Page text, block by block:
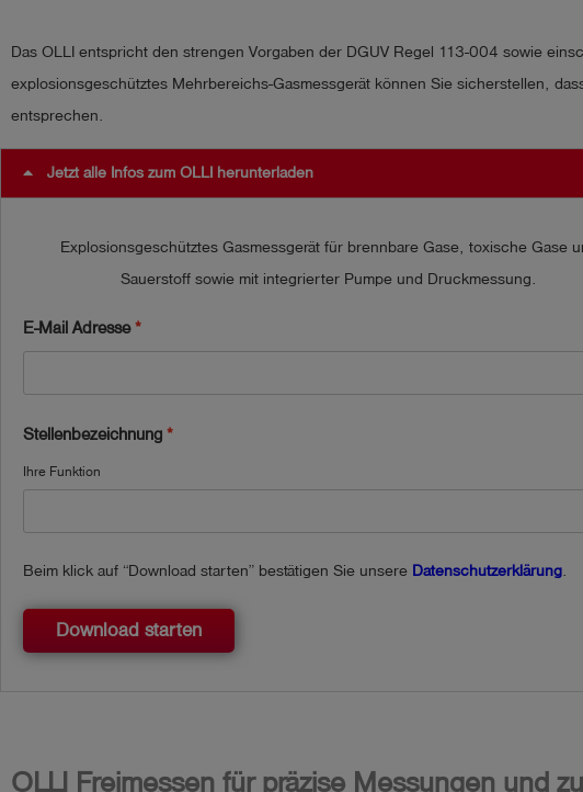
Das OLLI entspricht den strengen Vorgaben der DGUV Regel 113-004 sowie
explosionsgeschütztes Mehrbereichs-Gasmessgerät können Sie sicherstellen,
entsprechen.
Jetzt alle Infos zum OLLI herunterladen
Explosionsgeschütztes Gasmessgerät für brennbare Gase, toxische Gase
Sauerstoff sowie mit integrierter Pumpe und Druckmessung.
E-Mail Adresse
Stellenbezeichnung
Ihre Funktion
Beim klick auf “Download starten” bestätigen Sie unsere Datenschutzerklärung.
Download starten
OLLI Freimessen für präzise Messungen und